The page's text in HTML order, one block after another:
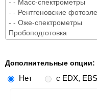
Дополнительные опции:
Нет с EDX,